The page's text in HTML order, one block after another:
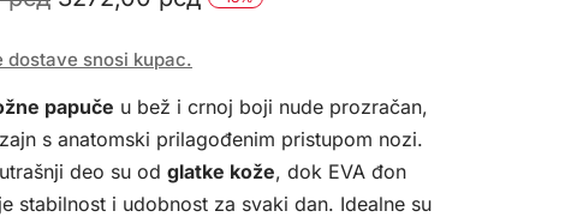
je
bila:
3990,00 рсд.
3272,00 рсд.
dostave snosi kupac.
papuče u bež i crnoj boji nude prozračan,
s anatomski prilagođenim pristupom nozi.
deo su od glatke kože, dok EVA đon
stabilnost i udobnost za svaki dan. Idealne su